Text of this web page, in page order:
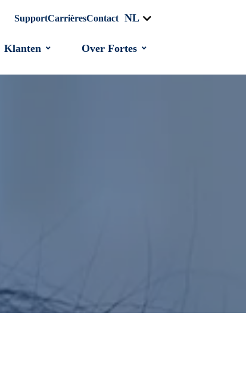
SupportCarrièresContact NL
Klanten Over Fortes